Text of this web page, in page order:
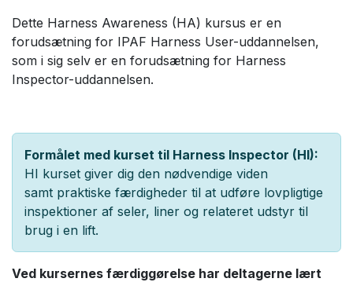
Dette Harness Awareness (HA) kursus er en
forudsætning for IPAF Harness User-uddannelsen,
som i sig selv er en forudsætning for Harness
Inspector-uddannelsen.
Formålet med kurset til Harness Inspector (HI):
HI kurset giver dig den nødvendige viden
samt praktiske færdigheder til at udføre lovpligtige
inspektioner af seler, liner og relateret udstyr til
brug i en lift.
Ved kursernes færdiggørelse har deltagerne lært